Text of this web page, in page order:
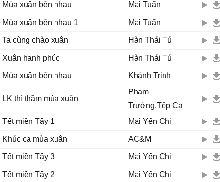
Mùa xuân bên nhau Mai Tuấn
Mùa xuân bên nhau 1 Mai Tuấn
Ta cùng chào xuân Hàn Thái Tú
Xuân hạnh phúc Hàn Thái Tú
Mùa xuân bên nhau Khánh Trinh
LK thì thầm mùa xuân
Phạm
Trưởng,Tốp Ca
Tết miền Tây 1
Mai Yến Chi
Khúc ca mùa xuân AC&M
Tết miền Tây 3 Mai Yến Chi
Tết miền Tây 2 Mai Yến Chi